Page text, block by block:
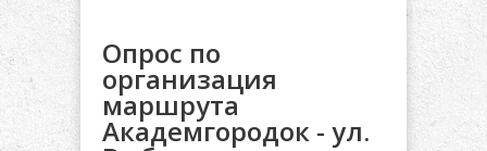
Опрос по
организация
маршрута
Академгородок - ул.